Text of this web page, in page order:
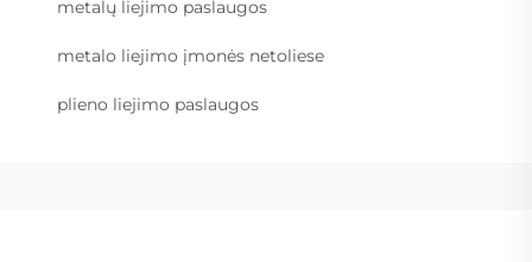
metalų liejimo paslaugos
metalo liejimo įmonės netoliese
plieno liejimo paslaugos